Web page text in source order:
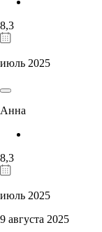
8,3
июль 2025
Анна
8,3
июль 2025
9 августа 2025